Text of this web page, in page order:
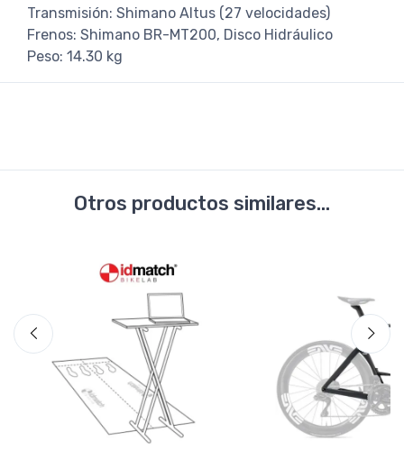
Transmisión: Shimano Altus (27 velocidades)
Frenos: Shimano BR-MT200, Disco Hidráulico
Peso: 14.30 kg
Otros productos similares...